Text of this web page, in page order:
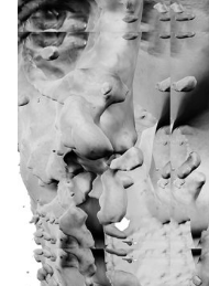
matérialisé des projets
d'installations ou d'objets
d'articuler le sens de leurs
avec leurs collègues pour